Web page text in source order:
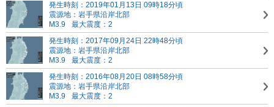
発生時刻：2019年01月13日 09時18分頃
震源地：岩手県沿岸北部
M3.9
最大震度：2
発生時刻：2017年09月24日 22時48分頃
震源地：岩手県沿岸北部
M3.9
最大震度：2
発生時刻：2016年08月20日 08時58分頃
震源地：岩手県沿岸北部
M3.9
最大震度：2